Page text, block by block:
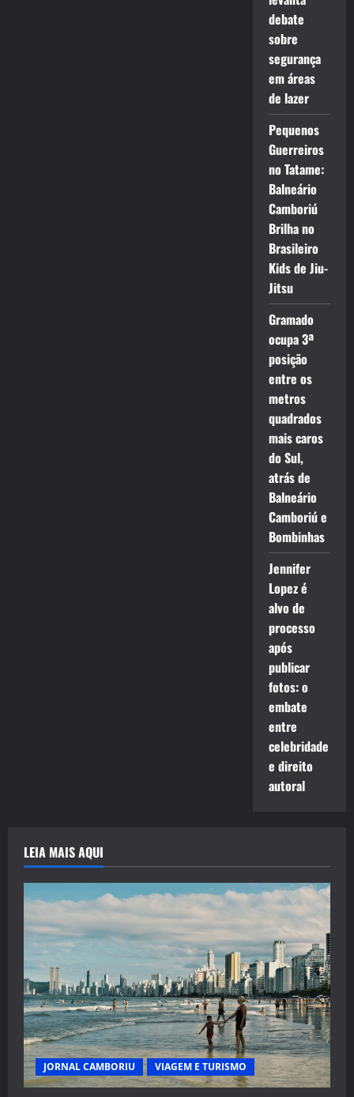
debate
sobre
segurança
em áreas
de lazer
Pequenos
Guerreiros
no Tatame:
Balneário
Camboriú
Brilha no
Brasileiro
Kids de Jiu-
Jitsu
Gramado
ocupa 3ª
posição
entre os
metros
quadrados
mais caros
do Sul,
atrás de
Balneário
Camboriú e
Bombinhas
Jennifer
Lopez é
alvo de
processo
após
publicar
fotos: o
embate
entre
celebridade
e direito
autoral
LEIA MAIS AQUI
JORNAL CAMBORIU VIAGEM E TURISMO